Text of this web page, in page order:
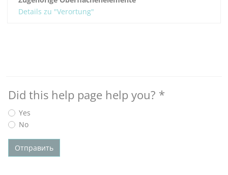
Details zu "Verortung"
Did this help page help you? *
Yes
No
Отправить